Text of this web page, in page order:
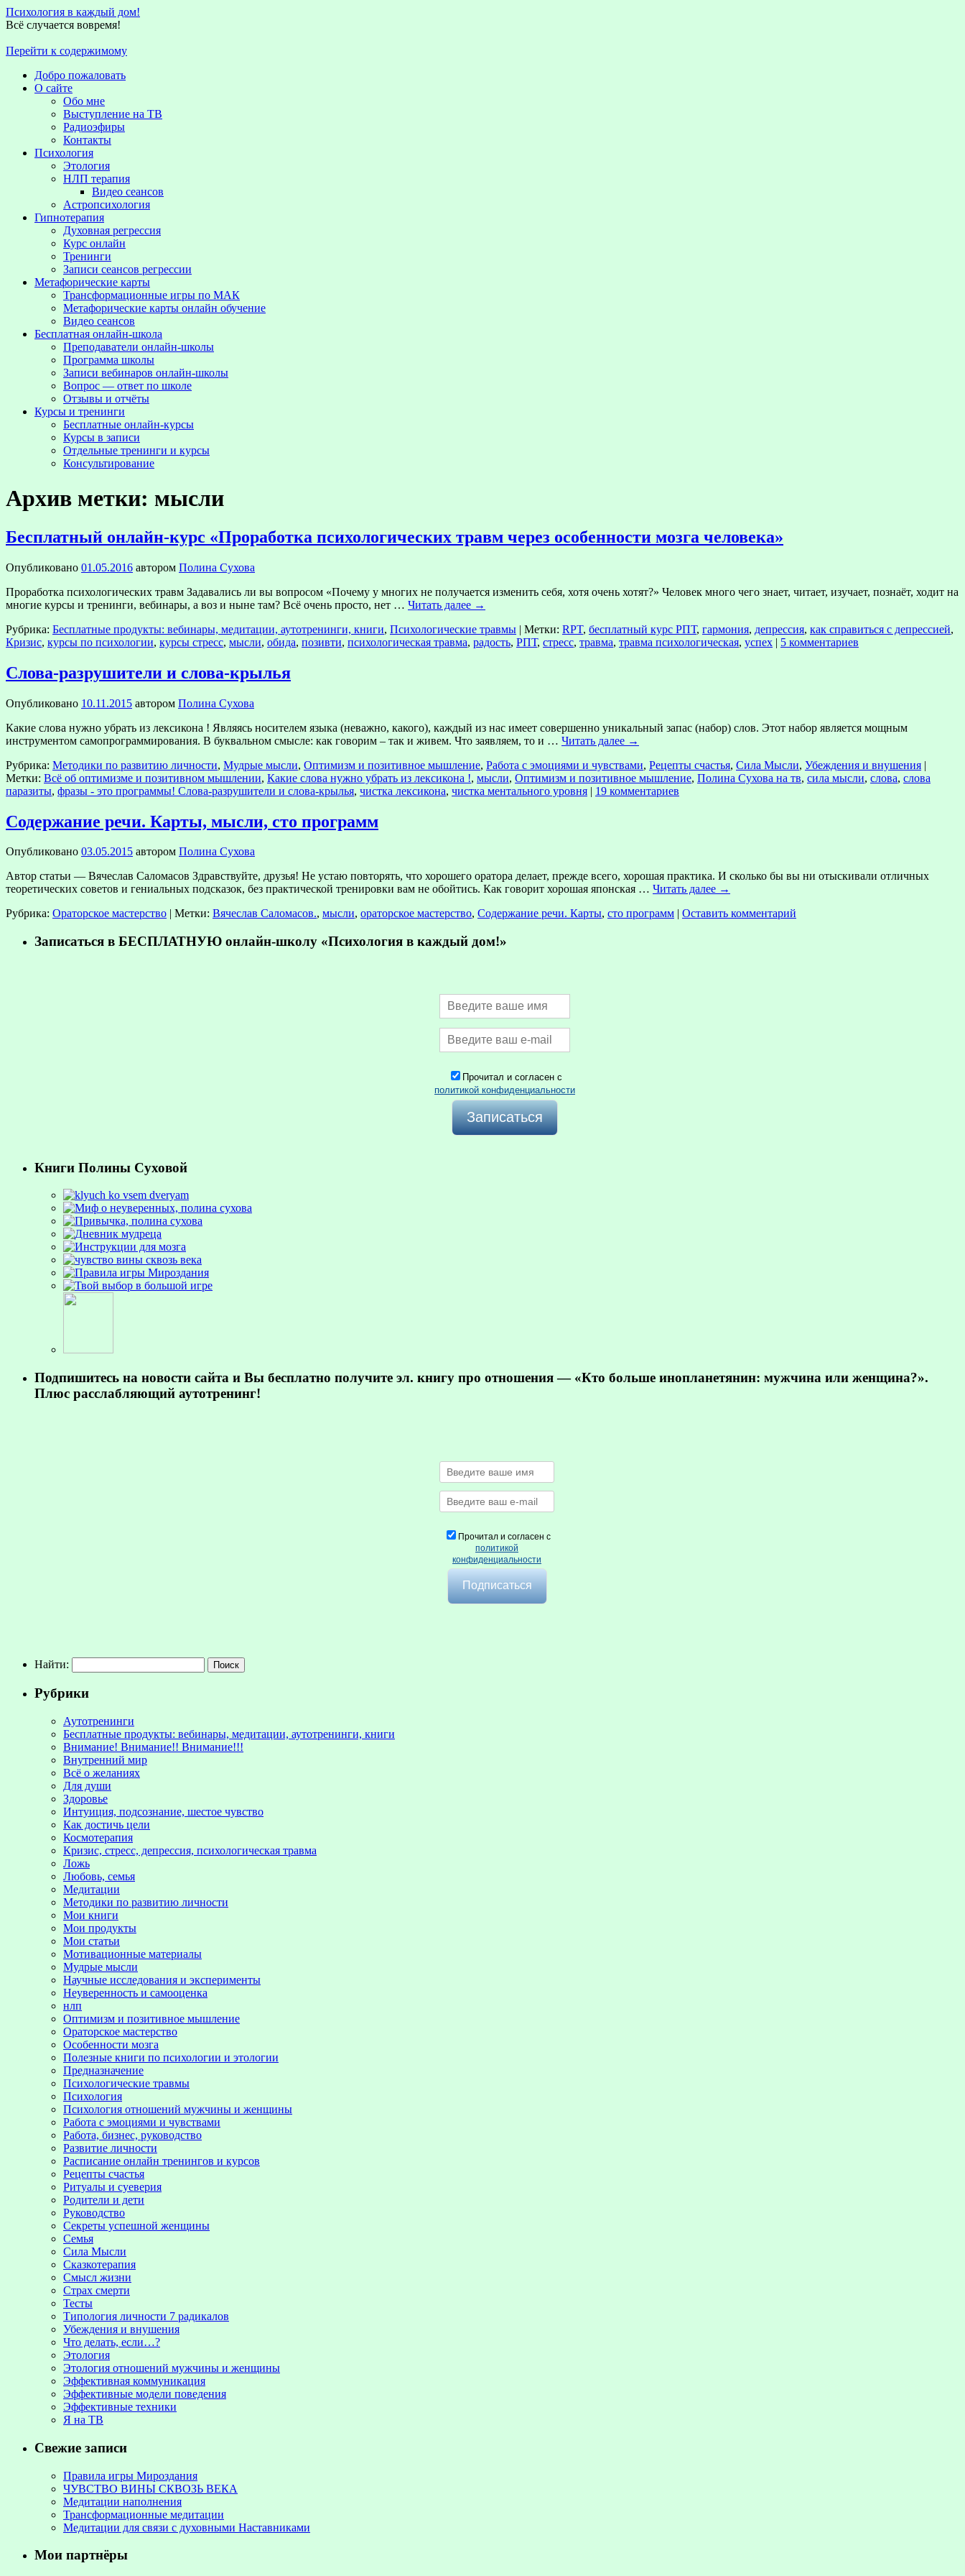
Психология в каждый дом!
Всё случается вовремя!
Перейти к содержимому
Добро пожаловать
О сайте
Обо мне
Выступление на TВ
Радиоэфиры
Контакты
Психология
Этология
НЛП терапия
Видео сеансов
Астропсихология
Гипнотерапия
Духовная регрессия
Курс онлайн
Тренинги
Записи сеансов регрессии
Метафорические карты
Трансформационные игры по МАК
Метафорические карты онлайн обучение
Видео сеансов
Бесплатная онлайн-школа
Преподаватели онлайн-школы
Программа школы
Записи вебинаров онлайн-школы
Вопрос — ответ по школе
Отзывы и отчёты
Курсы и тренинги
Бесплатные онлайн-курсы
Курсы в записи
Отдельные тренинги и курсы
Консультирование
Архив метки: мысли
Бесплатный онлайн-курс «Проработка психологических травм через особенности мозга человека»
Опубликовано 01.05.2016 автором Полина Сухова
Проработка психологических травм Задавались ли вы вопросом «Почему у многих не получается изменить себя, хотя очень хотят?» Человек много чего знает, читает, изучает, познаёт, ходит на
многие курсы и тренинги, вебинары, а воз и ныне там? Всё очень просто, нет … Читать далее →
Рубрика: Бесплатные продукты: вебинары, медитации, аутотренинги, книги, Психологические травмы | Метки: RPT, бесплатный курс РПТ, гармония, депрессия, как справиться с депрессией,
Кризис, курсы по психологии, курсы стресс, мысли, обида, позивти, психологическая травма, радость, РПТ, стресс, травма, травма психологическая, успех | 5 комментариев
Слова-разрушители и слова-крылья
Опубликовано 10.11.2015 автором Полина Сухова
Какие слова нужно убрать из лексикона ! Являясь носителем языка (неважно, какого), каждый из нас имеет совершенно уникальный запас (набор) слов. Этот набор является мощным
инструментом самопрограммирования. В буквальном смысле: как говорим – так и живем. Что заявляем, то и … Читать далее →
Рубрика: Методики по развитию личности, Мудрые мысли, Оптимизм и позитивное мышление, Работа с эмоциями и чувствами, Рецепты счастья, Сила Мысли, Убеждения и внушения |
Метки: Всё об оптимизме и позитивном мышлении, Какие слова нужно убрать из лексикона !, мысли, Оптимизм и позитивное мышление, Полина Сухова на тв, сила мысли, слова, слова
паразиты, фразы - это программы! Слова-разрушители и слова-крылья, чистка лексикона, чистка ментального уровня | 19 комментариев
Содержание речи. Карты, мысли, сто программ
Опубликовано 03.05.2015 автором Полина Сухова
Автор статьи — Вячеслав Саломасов Здравствуйте, друзья! Не устаю повторять, что хорошего оратора делает, прежде всего, хорошая практика. И сколько бы вы ни отыскивали отличных
теоретических советов и гениальных подсказок, без практической тренировки вам не обойтись. Как говорит хорошая японская … Читать далее →
Рубрика: Ораторское мастерство | Метки: Вячеслав Саломасов., мысли, ораторское мастерство, Содержание речи. Карты, сто программ | Оставить комментарий
Записаться в БЕСПЛАТНУЮ онлайн-школу «Психология в каждый дом!»
Прочитал и согласен с
политикой конфиденциальности
Книги Полины Суховой
Подпишитесь на новости сайта и Вы бесплатно получите эл. книгу про отношения — «Кто больше инопланетянин: мужчина или женщина?».
Плюс расслабляющий аутотренинг!
Прочитал и согласен с
политикой
конфиденциальности
Найти:
Рубрики
Аутотренинги
Бесплатные продукты: вебинары, медитации, аутотренинги, книги
Внимание! Внимание!! Внимание!!!
Внутренний мир
Всё о желаниях
Для души
Здоровье
Интуиция, подсознание, шестое чувство
Как достичь цели
Космотерапия
Кризис, стресс, депрессия, психологическая травма
Ложь
Любовь, семья
Медитации
Методики по развитию личности
Мои книги
Мои продукты
Мои статьи
Мотивационные материалы
Мудрые мысли
Научные исследования и эксперименты
Неуверенность и самооценка
нлп
Оптимизм и позитивное мышление
Ораторское мастерство
Особенности мозга
Полезные книги по психологии и этологии
Предназначение
Психологические травмы
Психология
Психология отношений мужчины и женщины
Работа с эмоциями и чувствами
Работа, бизнес, руководство
Развитие личности
Расписание онлайн тренингов и курсов
Рецепты счастья
Ритуалы и суеверия
Родители и дети
Руководство
Секреты успешной женщины
Семья
Сила Мысли
Сказкотерапия
Смысл жизни
Страх смерти
Тесты
Типология личности 7 радикалов
Убеждения и внушения
Что делать, если…?
Этология
Этология отношений мужчины и женщины
Эффективная коммуникация
Эффективные модели поведения
Эффективные техники
Я на ТВ
Свежие записи
Правила игры Мироздания
ЧУВСТВО ВИНЫ СКВОЗЬ ВЕКА
Медитации наполнения
Трансформационные медитации
Медитации для связи с духовными Наставниками
Мои партнёры